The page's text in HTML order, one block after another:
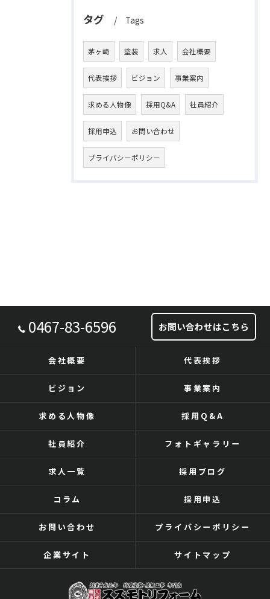
タグ Tags
茅ヶ崎 塗装 求人 会社概要
代表挨拶 ビジョン 事業案内
求める人物像 採用Q&A 社員紹介
採用申込 お問い合わせ
プライバシーポリシー
0467-83-6596 お問い合わせはこちら
会社概要 代表挨拶
ビジョン 事業案内
求める人物像 採用Q&A
社員紹介 フォトギャラリー
求人一覧 採用ブログ
コラム 採用申込
お問い合わせ プライバシーポリシー
企業サイト サイトマップ